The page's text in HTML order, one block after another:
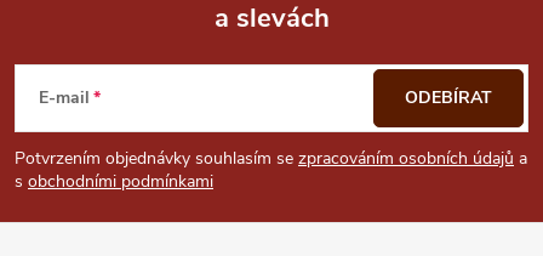
u
p
a
a slevách
E-mail
Potvrzením objednávky souhlasím se zpracováním osobních údajů a
s obchodními podmínkami
ODEBÍRAT